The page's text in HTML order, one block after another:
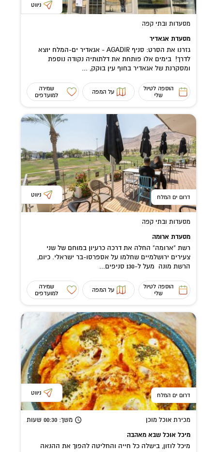
ניווט
מסעדות ובתי קפה
מסעדת אגאדיר
גזרנו את הסרט: סניף AGADIR - אגאדיר ים-המלח יוצא
לדרך! בימים אלו פותחת את דלתותיה נקודה נוספת
ומסקרנת של אגאדיר בחוף עין בוקק, ...
הוספה לטיול
שלי
על המפה
שמירה
למועדפים
דרום ים המלח ניווט
מסעדות ובתי קפה
מסעדת ארומה
רשת “ארומה” החלה את דרכה כרעיון במוחם של שני
צעירים ירושלמיים שחלמו על אספרסו-בר ישראלי. כיום,
הרשת מונה מעל ל-130 סניפים...
הוספה לטיול
שלי
על המפה
שמירה
למועדפים
דרום ים המלח ניווט
מכירת אוכל מוכן משך: 00:30 שעות
מיכל אוכל שבא מאהבה
מיכל לוזון, בישלה כל חייה והחליטה להפוך את ההנאה